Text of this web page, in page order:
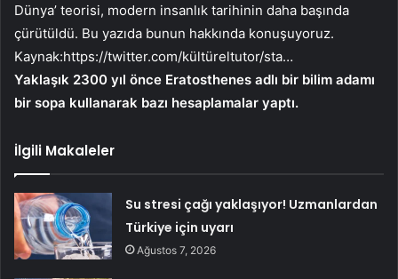
Dünya’ teorisi, modern insanlık tarihinin daha başında
çürütüldü. Bu yazıda bunun hakkında konuşuyoruz.
Kaynak:https://twitter.com/kültüreltutor/sta…
Yaklaşık 2300 yıl önce Eratosthenes adlı bir bilim adamı
bir sopa kullanarak bazı hesaplamalar yaptı.
İlgili Makaleler
Su stresi çağı yaklaşıyor! Uzmanlardan
Türkiye için uyarı
Ağustos 7, 2026